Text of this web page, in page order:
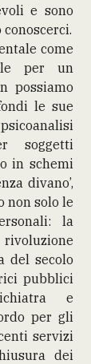
e sono
come
per un
possiamo
le sue
soggetti
in schemi
divano’,
non solo le
la
del secolo
pubblici
e
per gli
servizi
dei